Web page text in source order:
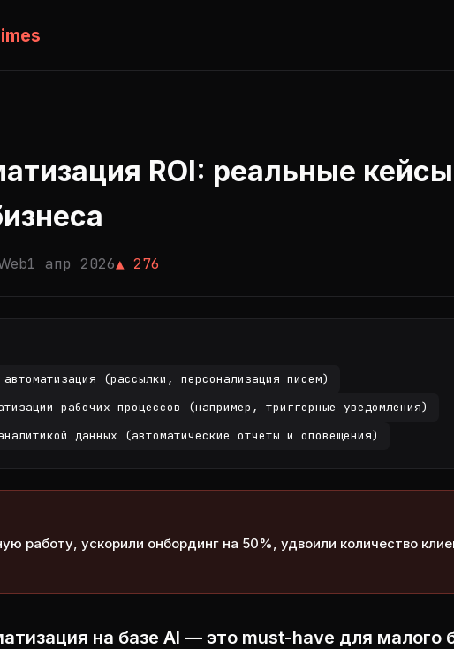
ROI: реальные
1 апр 2026▲ 276
автоматизация (рассылки, персонализация писем)
рабочих процессов (например, триггерные уведомления)
данных (автоматические отчёты и оповещения)
работу, ускорили онбординг на 50%, удвоили количество
на базе AI — это must-have для малого